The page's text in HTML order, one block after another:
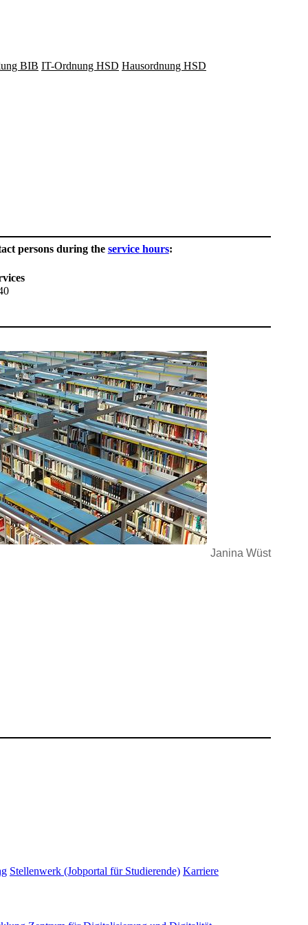
BIB IT-Ordnung HSD Hausordnung HSD
persons during the service hours:
Janina Wüst
Stellenwerk (Jobportal für Studierende) Karriere